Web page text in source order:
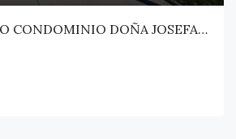
DEPARTAMENTO CONDOMINIO DOÑA JOSEFA – TALCA